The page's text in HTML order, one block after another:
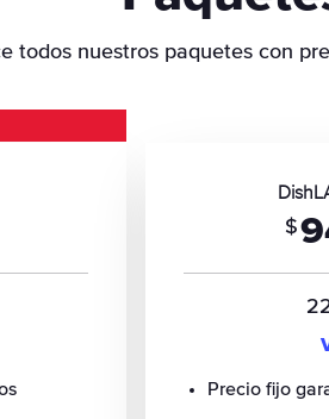
todos nuestros paquetes con
$
Precio fijo